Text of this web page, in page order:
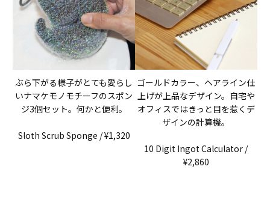
ぶら下がる様子がとても愛らし
いナマケモノモチーフのスポン
ジ3個セット。何かと便利。
Sloth Scrub Sponge / ¥1,320
ゴールドカラー、ヘアライン仕
上げが上品なデザイン。自宅や
オフィスではきっと目を惹くデ
ザインの計算機。
10 Digit Ingot Calculator /
¥2,860